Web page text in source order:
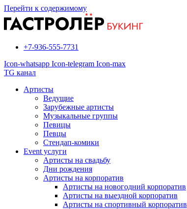
Перейти к содержимому
+7-936-555-7731
Icon-whatsapp Icon-telegram Icon-max
TG канал
Артисты
Ведущие
Зарубежные артисты
Музыкальные группы
Певицы
Певцы
Стендап-комики
Event услуги
Артисты на свадьбу
Дни рождения
Артисты на корпоратив
Артисты на новогодний корпоратив
Артисты на выездной корпоратив
Артисты на спортивный корпоратив